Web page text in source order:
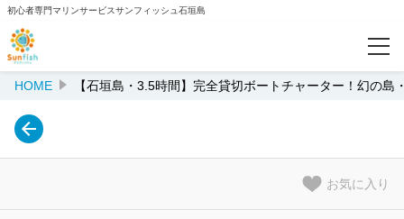
初心者専門マリンサービスサンフィッシュ石垣島
カテゴリー
体験ダイビングプラン一覧
【釣り体験】手ぶらでOK！
HOME 【石垣島・3.5時間】完全貸切ボートチャーター！幻の
お気に入り